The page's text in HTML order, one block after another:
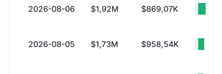
2026-08-06 $1,92M $869,07K
2026-08-05 $1,73M $958,54K